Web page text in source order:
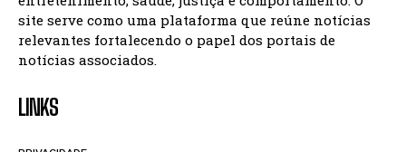
site serve como uma plataforma que reúne notícias
relevantes fortalecendo o papel dos portais de
notícias associados.
LINKS